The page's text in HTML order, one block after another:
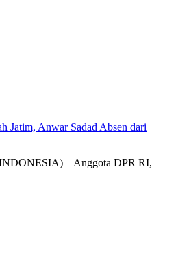
Jatim, Anwar Sadad Absen dari
– Anggota DPR RI,